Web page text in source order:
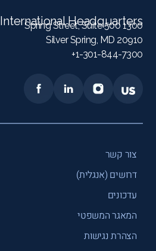
International Headquarters
1300 Spring Street, Suite 500
Silver Spring, MD 20910
1-301-844-7300+
צור קשר
דרושים (אנגלית)
עדכונים
המאגר המשפטי
הצהרת נגישות